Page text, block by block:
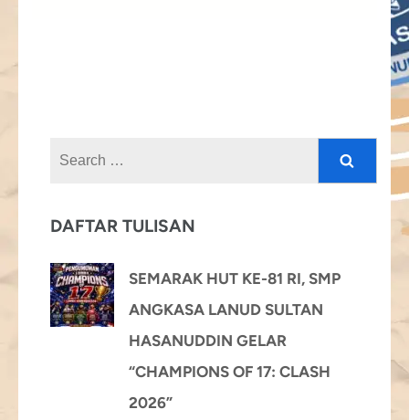
DAFTAR TULISAN
SEMARAK HUT KE-81 RI, SMP
ANGKASA LANUD SULTAN
HASANUDDIN GELAR
“CHAMPIONS OF 17: CLASH
2026”